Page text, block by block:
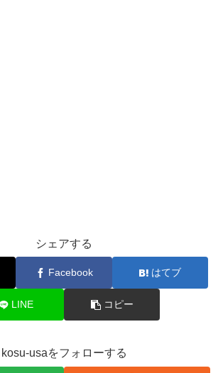
シェアする
Facebook はてブ
LINE コピー
kosu-usaをフォローする